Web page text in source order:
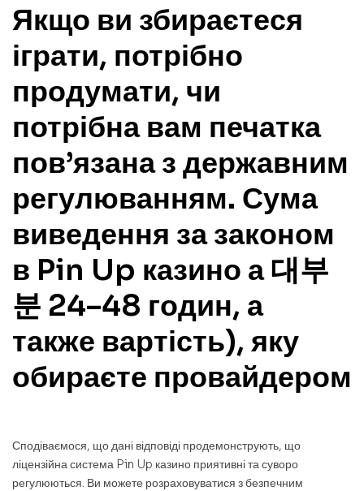
Якщо ви збираєтеся
іграти, потрібно
продумати, чи
потрібна вам печатка
пов’язана з державним
регулюванням. Сума
виведення за законом
в Pin Up казино а 대부
분 24–48 годин, а
также вартість), яку
обираєте провайдером
Сподіваємося, що дані відповіді продемонструють, що
ліцензійна система Pin Up казино приятивні та суворо
регулюються. Ви можете розраховуватися з безпечним